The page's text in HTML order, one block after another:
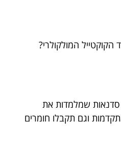
המולקולרי?
סדנאות שמלמדות את
וגם תקבלו חומרים